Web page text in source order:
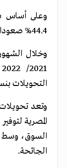
وعلى أساس
44.4% صعودا من 2.3 مليار دولار في فبراير 2022.
وخلال
التحويلات بنسبة 1.1% إلى 23.6
وتعد
المصرية
السوق،
الجائحة.